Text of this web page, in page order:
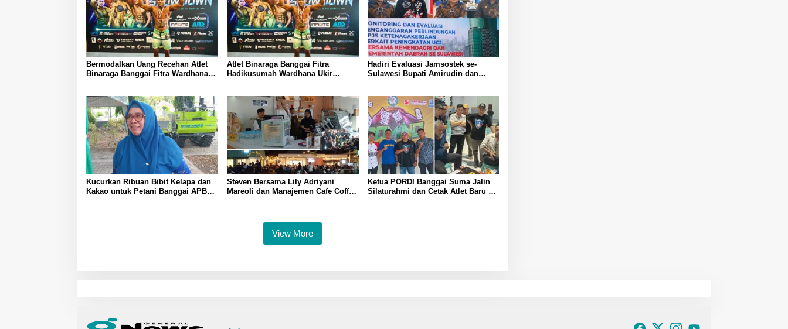
Bermodalkan Uang Recehan Atlet
Binaraga Banggai Fitra Wardhana
Atlet Binaraga Banggai Fitra
Hadikusumah Wardhana Ukir
Hadiri Evaluasi Jamsostek se-
Sulawesi Bupati Amirudin dan
Banggai
Kucurkan Ribuan Bibit Kelapa dan
Kakao untuk Petani Banggai APBN
Steven Bersama Lily Adriyani
Mareoli dan Manajemen Cafe Coffee
Ketua PORDI Banggai Suma Jalin
Silaturahmi dan Cetak Atlet Baru di
View More